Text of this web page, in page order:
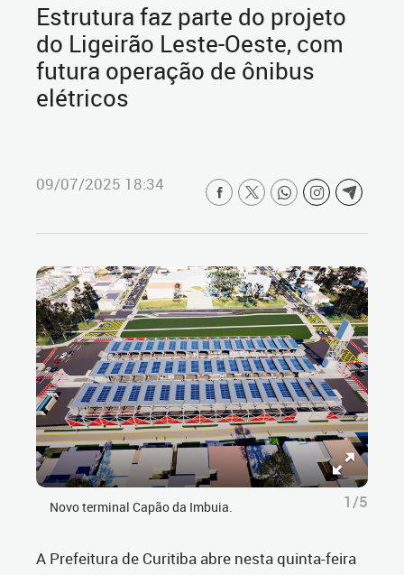
Estrutura faz parte do projeto
do Ligeirão Leste-Oeste, com
futura operação de ônibus
elétricos
09/07/2025 18:34
Novo terminal Capão da Imbuia. 1/5
A Prefeitura de Curitiba abre nesta quinta-feira